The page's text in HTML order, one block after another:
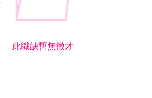
此職缺暫無徵才